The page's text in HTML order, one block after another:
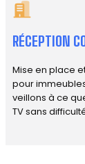
RÉCEPTION
Mise en place
pour
veillons à ce
TV sans